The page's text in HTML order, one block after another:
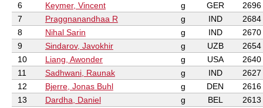
6
Keymer, Vincent g GER
2696
7
Praggnanandhaa R g IND
2684
8
Nihal Sarin g IND
2670
9
Sindarov, Javokhir g UZB
2654
10
Liang, Awonder g USA
2640
11
Sadhwani, Raunak g IND
2627
12
Bjerre, Jonas Buhl g DEN
2616
13
Dardha, Daniel g BEL
2613